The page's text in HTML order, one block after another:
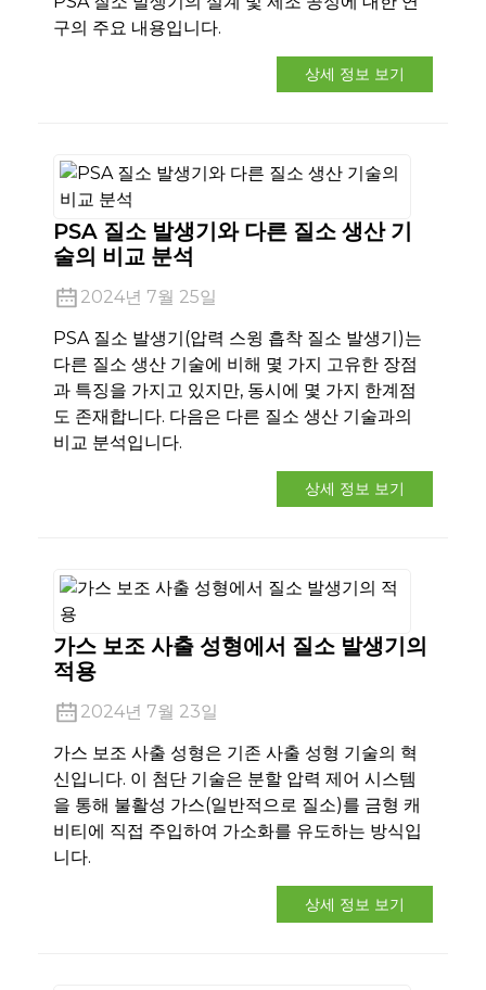
구의 주요 내용입니다.
상세 정보 보기
PSA 질소 발생기와 다른 질소 생산 기
술의 비교 분석
2024년 7월 25일
PSA 질소 발생기(압력 스윙 흡착 질소 발생기)는
다른 질소 생산 기술에 비해 몇 가지 고유한 장점
과 특징을 가지고 있지만, 동시에 몇 가지 한계점
도 존재합니다. 다음은 다른 질소 생산 기술과의
비교 분석입니다.
상세 정보 보기
가스 보조 사출 성형에서 질소 발생기의
적용
2024년 7월 23일
가스 보조 사출 성형은 기존 사출 성형 기술의 혁
신입니다. 이 첨단 기술은 분할 압력 제어 시스템
을 통해 불활성 가스(일반적으로 질소)를 금형 캐
비티에 직접 주입하여 가소화를 유도하는 방식입
니다.
상세 정보 보기